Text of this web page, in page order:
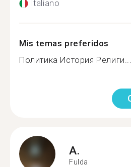
Italiano
Mis temas preferidos
Политика История Религи...
A.
Fulda